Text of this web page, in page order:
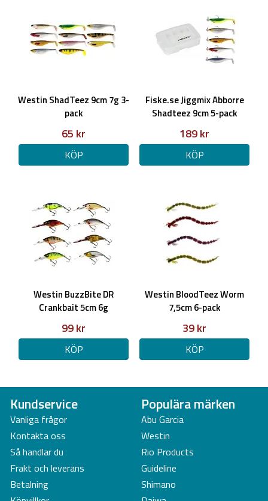
Westin ShadTeez 9cm 7g 3-
pack
65 kr
KÖP
Fiske.se Jiggmix Abborre
Shadteez 9cm 5-pack
189 kr
KÖP
Westin BuzzBite DR
Crankbait 5cm 6g
99 kr
KÖP
Westin BloodTeez Worm
7,5cm 6-pack
39 kr
KÖP
Kundservice
Vanliga frågor
Kontakta oss
Så handlar du
Frakt och leverans
Betalning
Populära märken
Abu Garcia
Westin
Rio Products
Guideline
Shimano